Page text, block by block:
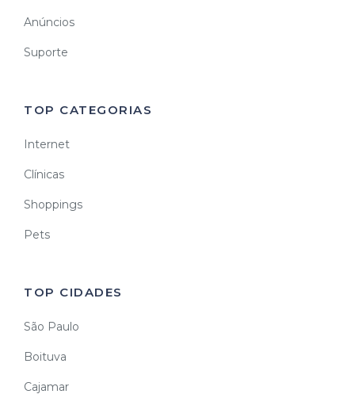
Anúncios
Suporte
TOP CATEGORIAS
Internet
Clínicas
Shoppings
Pets
TOP CIDADES
São Paulo
Boituva
Cajamar